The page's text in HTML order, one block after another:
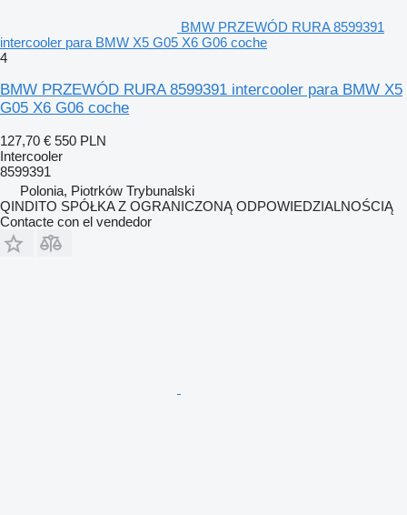
BMW PRZEWÓD RURA 8599391
intercooler para BMW X5 G05 X6 G06 coche
4
BMW PRZEWÓD RURA 8599391 intercooler para BMW X5
G05 X6 G06 coche
127,70 € 550 PLN
Intercooler
8599391
Polonia, Piotrków Trybunalski
QINDITO SPÓŁKA Z OGRANICZONĄ ODPOWIEDZIALNOŚCIĄ
Contacte con el vendedor